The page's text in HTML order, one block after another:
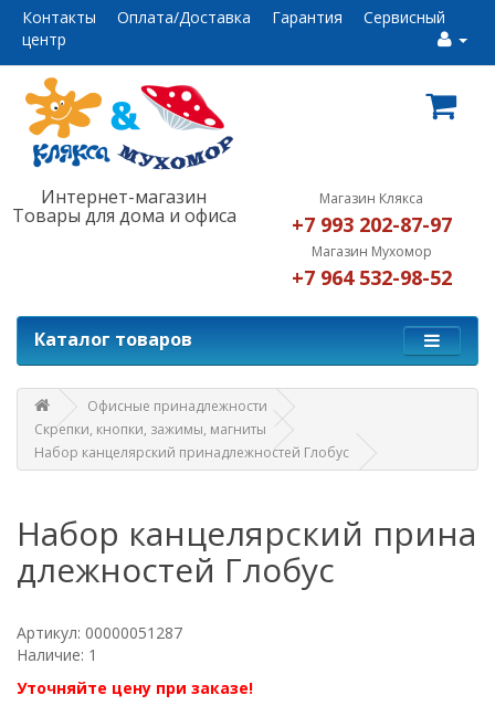
Контакты Оплата/Доставка Гарантия
Сервисный
центр
Интернет-магазин
Товары для дома и офиса
Магазин Клякса
+7 993 202-87-97
Магазин Мухомор
+7 964 532-98-52
Каталог товаров
Офисные принадлежности
Скрепки, кнопки, зажимы, магниты
Набор канцелярский принадлежностей Глобус
Набор канцелярский прина
длежностей Глобус
Артикул: 00000051287
Наличие: 1
Уточняйте цену при заказе!